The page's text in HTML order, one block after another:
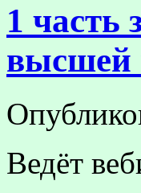
1 часть
высшей
Ведёт